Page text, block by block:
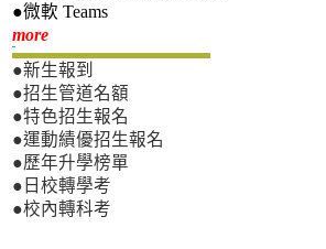
●微軟 Teams
more新生專區
●新生報到
●招生管道名額
●特色招生報名
●運動績優招生報名
●歷年升學榜單
●日校轉學考
●校內轉科考